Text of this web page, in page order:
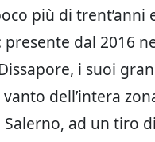
più di
presente dal 2016
i suoi
vanto dell’intera
ad un tiro